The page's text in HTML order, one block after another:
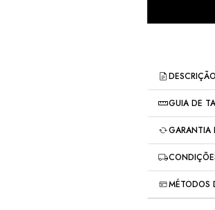
DESCRIÇÃO
Relógio
Diamond
A coleção
uma nova
versáteis,
cada
GUIA DE
GARANTIA
Troca
Brand. Para
devoluções
MÉTODOS